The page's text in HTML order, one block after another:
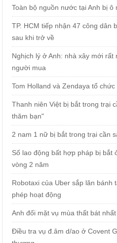
Toàn bộ nguồn nước tại Anh bị ô
TP. HCM tiếp nhận 47 công dân
sau khi trở về
Nghịch lý ở Anh: nhà xây mới
người mua
Tom Holland và Zendaya tổ
Thanh niên Việt bị bắt trong trại
thăm bạn"
2 nam 1 nữ bị bắt trong trại cần
Số lao động bất hợp pháp bị bắt
vòng 2 năm
Robotaxi của Uber sắp lăn bánh
phép hoạt động
Anh đối mặt vụ mùa thất bát
Điều tra vụ đ.âm d/ao ở Covent